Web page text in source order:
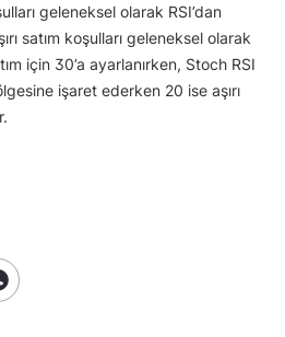
geleneksel olarak RSI’dan
satım koşulları geleneksel olarak
için 30’a ayarlanırken, Stoch RSI
işaret ederken 20 ise aşırı